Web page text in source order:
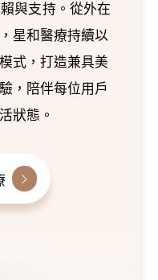
與支持。從外在
星和醫療持續以
式，打造兼具美
，陪伴每位用戶
狀態。